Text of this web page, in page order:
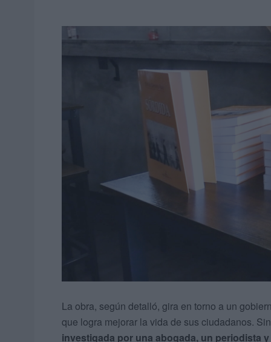
La obra, según detalló, gira en torno a un
que logra mejorar la vida de sus ciudadanos.
investigada por una abogada, un periodista